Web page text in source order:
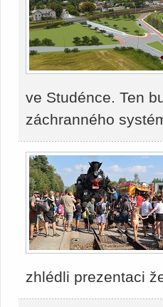
ve Studénce. Ten
záchranného
zhlédli prezentaci